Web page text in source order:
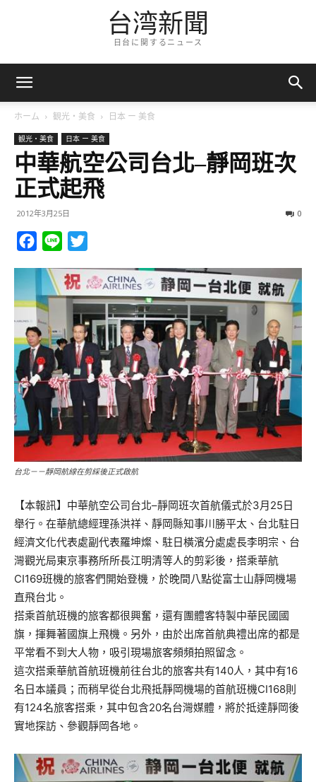
台湾新聞
日台に関するニュース
ホーム 観光・美食 日本 ー 美食
観光・美食 日本 ー 美食
中華航空公司台北–靜岡班次
正式起飛
2012年3月25日 0
Facebook
Line
台北－－靜岡航線在剪綵後正式啟航
【本報訊】中華航空公司台北–靜岡班次首航儀式於3月25日
舉行。在華航總經理孫洪祥、靜岡縣知事川勝平太、台北駐日
經濟文化代表處副代表羅坤燦、駐日橫濱分處處長李明宗、台
灣觀光局東京事務所所長江明清等人的剪彩後，搭乘華航
CI169班機的旅客們開始登機，於晚間八點從富士山靜岡機場
直飛台北。
搭乘首航班機的旅客都很興奮，還有團體客特製中華民國國
旗，揮舞著國旗上飛機。另外，由於出席首航典禮出席的都是
平常看不到大人物，吸引現場旅客頻頻拍照留念。
這次搭乘華航首航班機前往台北的旅客共有140人，其中有16
名日本議員；而稍早從台北飛抵靜岡機場的首航班機CI168則
有124名旅客搭乘，其中包含20名台灣媒體，將於抵達靜岡後
實地探訪、參觀靜岡各地。